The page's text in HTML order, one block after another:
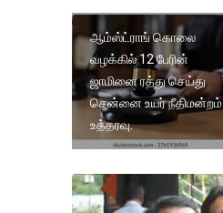
ஆம்ஸ்ட்ராங் கொலை
வழக்கில் 12 பேரின்
ஜாமினை ரத்து செய்து
சென்னை உயர் நீதிமன்றம்
உத்தரவு.